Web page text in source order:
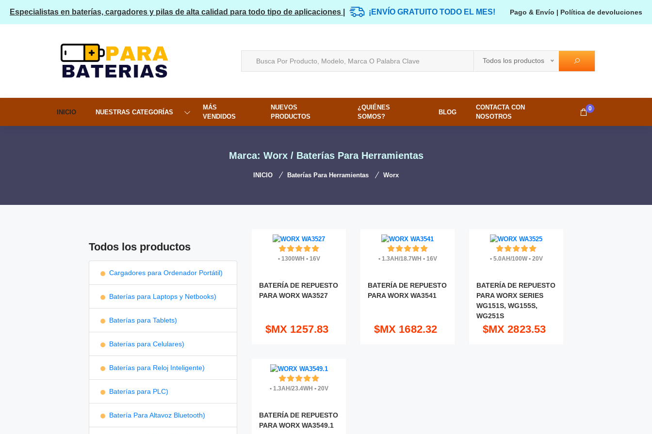
Especialistas en baterías, cargadores y pilas de alta calidad para todo tipo de aplicaciones | ¡ENVÍO GRATUITO TODO EL MES! Pago & Envío | Política de devoluciones
Todos los productos
INICIO NUESTRAS CATEGORÍAS
MÁS
VENDIDOS
NUEVOS
PRODUCTOS
¿QUIÉNES
SOMOS?
BLOG
CONTACTA CON
NOSOTROS
0
Marca: Worx / Baterías Para Herramientas
INICIO Baterías Para Herramientas Worx
Todos los productos
Cargadores para Ordenador Portátil)
Baterías para Laptops y Netbooks)
Baterías para Tablets)
Baterías para Celulares)
Baterías para Reloj Inteligente)
Baterías para PLC)
Batería Para Altavoz Bluetooth)
•1300WH •16V
BATERÍA DE REPUESTO
PARA WORX WA3527
$MX 1257.83
•1.3AH/18.7WH •16V
BATERÍA DE REPUESTO
PARA WORX WA3541
$MX 1682.32
•5.0AH/100W •20V
BATERÍA DE REPUESTO
PARA WORX SERIES
WG151S, WG155S,
WG251S
$MX 2823.53
•1.3AH/23.4WH •20V
BATERÍA DE REPUESTO
PARA WORX WA3549.1